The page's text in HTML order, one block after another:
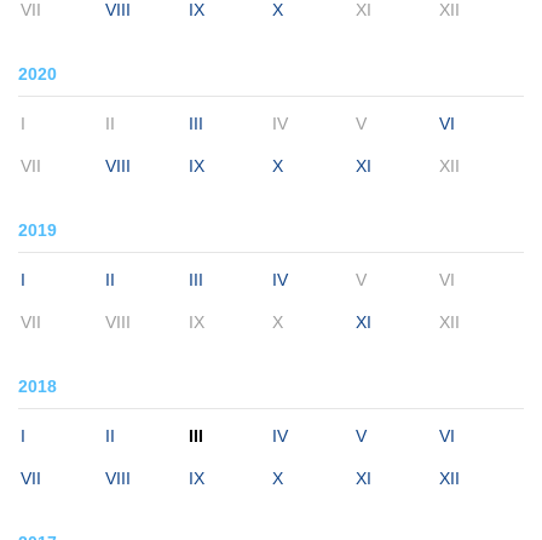
VII VIII IX X XI XII
2020
I II III IV V VI
VII VIII IX X XI XII
2019
I II III IV V VI
VII VIII IX X XI XII
2018
I II III IV V VI
VII VIII IX X XI XII